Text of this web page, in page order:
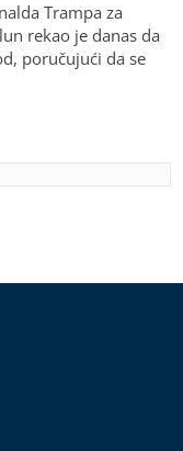
Trampa za
rekao je danas da
poručujući da se